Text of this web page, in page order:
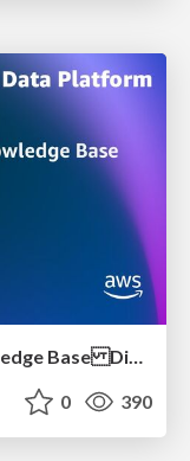
Amazon Bedrock Managed Knowledge Base Dive Deep
0 390